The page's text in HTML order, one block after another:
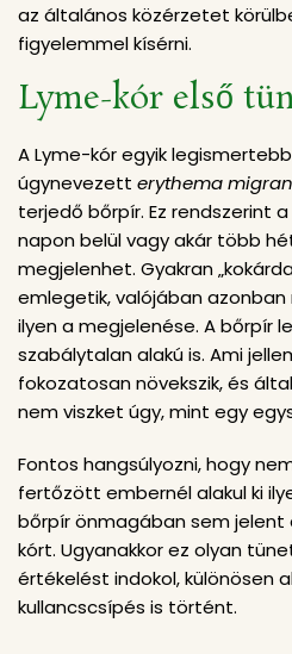
az általános közérzetet
figyelemmel kísérni.
Lyme-kór első
A Lyme-kór egyik
úgynevezett erythema
terjedő bőrpír. Ez rendszerint
napon belül vagy akár több
megjelenhet. Gyakran
emlegetik, valójában
ilyen a megjelenése. A bőrpír
szabálytalan alakú is. Ami
fokozatosan növekszik, és
nem viszket úgy, mint egy
Fontos hangsúlyozni, hogy
fertőzött embernél alakul ki
bőrpír önmagában sem
kórt. Ugyanakkor ez olyan
értékelést indokol, különösen
kullancscsípés is történt.